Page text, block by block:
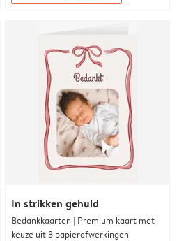
In strikken gehuld
Bedankkaarten | Premium kaart met
keuze uit 3 papierafwerkingen